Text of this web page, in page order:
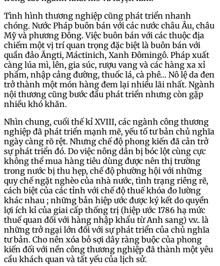
Tình hình thương nghiệp cũng phát triển nhanh
chóng. Nước Pháp buôn bán với các nước châu Âu, châu
Mỹ và phương Đông. Việc buôn bán với các thuộc địa
chiếm một vị trí quan trọng đặc biệt là buôn bán với
quần đảo Ăngti, Máctinich, Xanh Đômingô. Pháp xuất
càng lúa mì, lên, gia súc, rượu vang và các hàng xa xỉ
phẩm, nhập cảng đường, thuốc lá, cà phê… Nô lệ da đen
trở thành một món hàng đem lại nhiều lãi nhất. Ngành
nội thương cũng bước đầu phát triển nhưng còn gặp
nhiều khó khăn.
Nhìn chung, cuối thế kỉ XVIII, các ngành công thương
nghiệp đã phát triển mạnh mẽ, yếu tố tư bản chủ nghĩa
ngày càng rõ rệt. Nhưng chế độ phong kiến đã cản trở
sự phát triển đó. Do việc nông dân bị bóc lột cùng cực
không thể mua hàng tiêu dùng được nên thị trường
trong nước bị thu hẹp, chế độ phường hội với những
quy chế ngặt nghèo của nhà nước, tình trạng riêng rẽ,
cách biệt của các tỉnh với chế độ thuế khóa đo lường
khác nhau ; những bản hiệp ước được ký kết do quyền
lợi ích kỉ của giai cấp thống trị (hiệp ước 1786 hạ mức
thuế quan đối với hàng nhập khẩu từ Anh sang) v.v.. là
những trở ngại lớn đối với sự phát triển của chủ nghĩa
tư bản. Cho nên xóa bỏ sợi dây ràng buộc của phong
kiến đối với nền công thương nghiệp đã thành một yêu
cầu khách quan và tất yếu của lịch sử.